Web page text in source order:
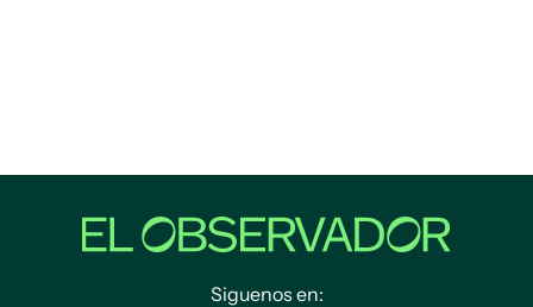
Siguenos en: